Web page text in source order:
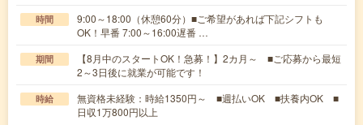
時間
9:00～18:00（休憩60分）■ご希望があれば下記シフトも
OK！早番 7:00～16:00遅番 …
期間
【8月中のスタートOK！急募！】2カ月～ ■ご応募から最短
2～3日後に就業が可能です！
時給
無資格未経験：時給1350円～ ■週払いOK ■扶養内OK ■
日収1万800円以上